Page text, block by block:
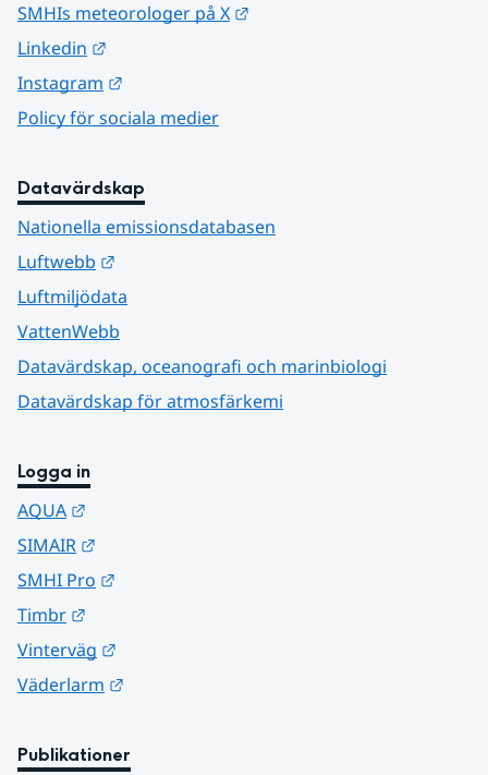
SMHIs meteorologer på X
Linkedin
Instagram
Policy för sociala medier
Datavärdskap
Nationella emissionsdatabasen
Luftwebb
Luftmiljödata
VattenWebb
Datavärdskap, oceanografi och marinbiologi
Datavärdskap för atmosfärkemi
Logga in
AQUA
SIMAIR
SMHI Pro
Timbr
Vinterväg
Väderlarm
Publikationer